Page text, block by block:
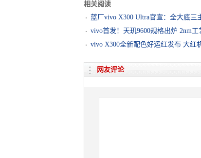
相关阅读
蓝厂vivo X300 Ultra官宣：全大底三
vivo首发！天玑9600规格出炉 2nm工
vivo X300全新配色好运红发布 大红
网友评论